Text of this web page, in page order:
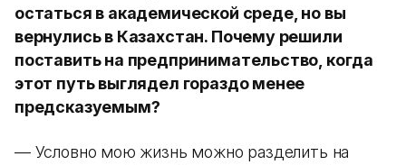
остаться в академической среде, но вы
вернулись в Казахстан. Почему решили
поставить на предпринимательство, когда
этот путь выглядел гораздо менее
предсказуемым?
— Условно мою жизнь можно разделить на